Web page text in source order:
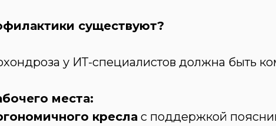
существуют?
у ИТ-специалистов должна быть
места:
кресла с поддержкой